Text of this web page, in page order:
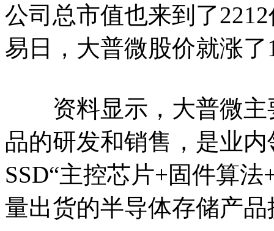
公司总市值也来到了
易日，大普微股价就
资料显示，大普微主
品的研发和销售，是业
SSD“主控芯片+固件算
量出货的半导体存储产